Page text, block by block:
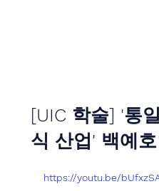
[UIC 학술] '통
식 산업' 백예호
https://youtu.be/